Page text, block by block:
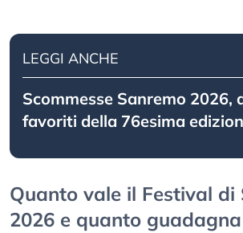
LEGGI ANCHE
Scommesse Sanremo 2026,
favoriti della 76esima
Quanto vale il Festival di
2026 e quanto